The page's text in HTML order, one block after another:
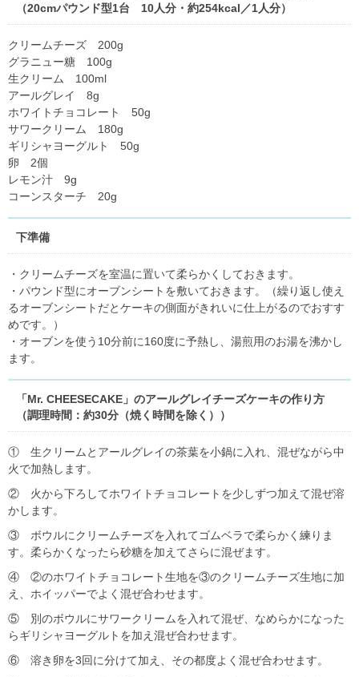
（20cmパウンド型1台 10人分・約254kcal／1人分）
クリームチーズ 200g
グラニュー糖 100g
生クリーム 100ml
アールグレイ 8g
ホワイトチョコレート 50g
サワークリーム 180g
ギリシャヨーグルト 50g
卵 2個
レモン汁 9g
コーンスターチ 20g
下準備
・クリームチーズを室温に置いて柔らかくしておきます。
・パウンド型にオーブンシートを敷いておきます。（繰り返し使え
るオーブンシートだとケーキの側面がきれいに仕上がるのでおすす
めです。）
・オーブンを使う10分前に160度に予熱し、湯煎用のお湯を沸かし
ます。
「Mr. CHEESECAKE」のアールグレイチーズケーキの作り方
（調理時間：約30分（焼く時間を除く））
① 生クリームとアールグレイの茶葉を小鍋に入れ、混ぜながら中
火で加熱します。
② 火から下ろしてホワイトチョコレートを少しずつ加えて混ぜ溶
かします。
③ ボウルにクリームチーズを入れてゴムベラで柔らかく練りま
す。柔らかくなったら砂糖を加えてさらに混ぜます。
④ ②のホワイトチョコレート生地を③のクリームチーズ生地に加
え、ホイッパーでよく混ぜ合わせます。
⑤ 別のボウルにサワークリームを入れて混ぜ、なめらかになった
らギリシャヨーグルトを加え混ぜ合わせます。
⑥ 溶き卵を3回に分けて加え、その都度よく混ぜ合わせます。